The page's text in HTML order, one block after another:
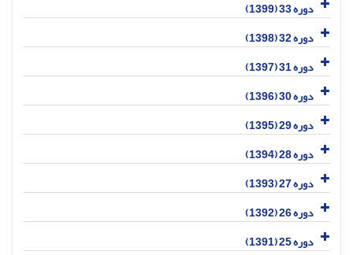
دوره 33 (1399)
دوره 32 (1398)
دوره 31 (1397)
دوره 30 (1396)
دوره 29 (1395)
دوره 28 (1394)
دوره 27 (1393)
دوره 26 (1392)
دوره 25 (1391)